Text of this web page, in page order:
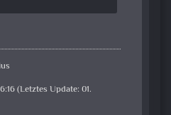
(Letztes Update: 01.